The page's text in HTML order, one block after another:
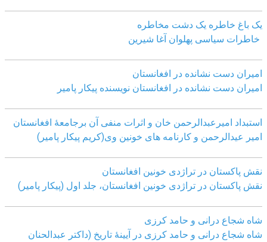
یک باغ خاطره یک دشت مخاطره
خاطرات سیاسی پهلوان آغا شیرین
امیران دست نشانده در افغانستان
امیران دست نشانده در افغانستان نویسنده پیکار پامیر
استبداد امیرعبدالرحمن خان و اثرات منفی آن برجامعۀ افغانستان
امیر عیدالرحمن و کارنامه های خونین وی(کریم پیکار پامیر)
نقش پاکستان در تراژدی خونین افغانستان
نقش پاکستان در تراژدی خونین افغانستان، جلد اول (پیکار پامیر)
شاه شجاع درانی و حامد کرزی
شاه شجاع درانی و حامد کرزی در آیینۀ تاریخ (داکتر عبدالحنان